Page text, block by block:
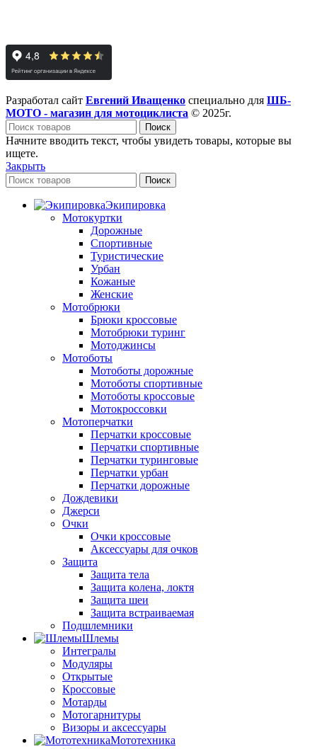
Разработал сайт Евгений Иващенко специально для ШБ-
МОТО - магазин для мотоциклиста © 2025г.
Поиск
Начните вводить текст, чтобы увидеть товары, которые вы
ищете.
Закрыть
Поиск
Экипировка
Мотокуртки
Дорожные
Спортивные
Туристические
Урбан
Кожаные
Женские
Мотобрюки
Брюки кроссовые
Мотобрюки туринг
Мотоджинсы
Мотоботы
Мотоботы дорожные
Мотоботы спортивные
Мотоботы кроссовые
Мотокроссовки
Мотоперчатки
Перчатки кроссовые
Перчатки спортивные
Перчатки туринговые
Перчатки урбан
Перчатки дорожные
Дождевики
Джерси
Очки
Очки кроссовые
Аксессуары для очков
Защита
Защита тела
Защита колена, локтя
Защита шеи
Защита встраиваемая
Подшлемники
Шлемы
Интегралы
Модуляры
Открытые
Кроссовые
Мотарды
Мотогарнитуры
Визоры и аксессуары
Мототехника